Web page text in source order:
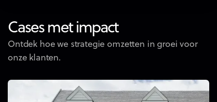
Cases met impact
Ontdek hoe we strategie omzetten in groei voor
onze klanten.